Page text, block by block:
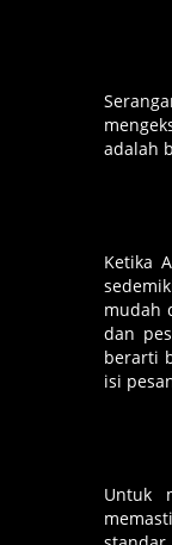
adalah
Ketika
mudah
dan
berarti
isi
Untuk